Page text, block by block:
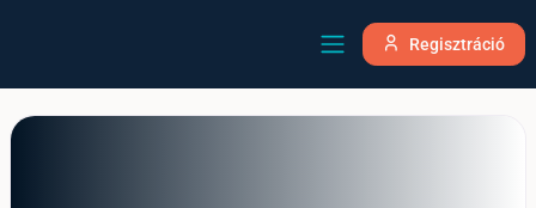
Regisztráció